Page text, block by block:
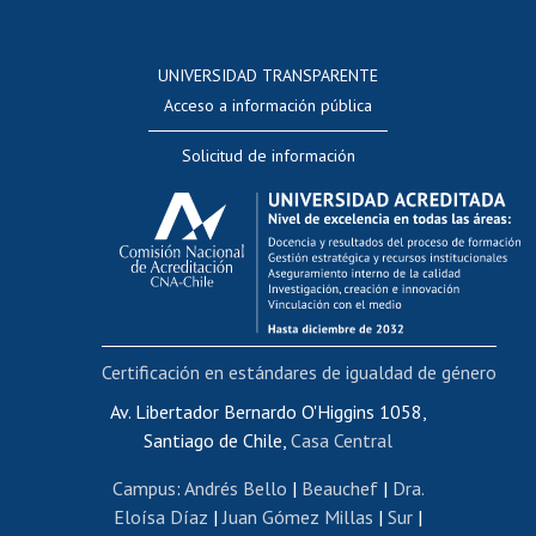
Evaluación docente
Calificación académica
Postulación al AUCAI
Funcionarias/os
Cursos internos de capacitación
Bienestar del personal
Portal de movilidad interna
Certificado de renta
Certificado de renta honorarios
Editar páginas blancas
UNIVERSIDAD TRANSPARENTE
Acceso a información pública
Solicitud de información
Av. Libertador Bernardo O'Higgins 1058,
Santiago de Chile, Casa Central
Campus: Andrés Bello | Beauchef| Dra.
Eloísa Díaz |Juan Gómez Millas | Sur |
Certificación en estándares de igualdad de género